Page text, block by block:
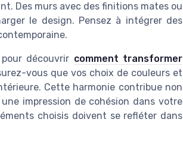
Des murs avec des finitions mates ou
le design. Pensez à intégrer des
découvrir comment transformer
vous que vos choix de couleurs et
Cette harmonie contribue non
impression de cohésion dans votre
choisis doivent se refléter dans